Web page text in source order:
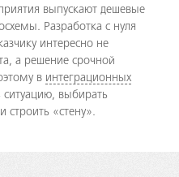
выпускают дешевые
Разработка с нуля
интересно не
а решение срочной
в интеграционных
ситуацию, выбирать
строить «стену».